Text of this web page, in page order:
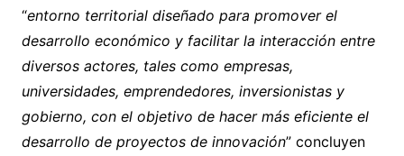
“entorno territorial diseñado para promover el
desarrollo económico y facilitar la interacción entre
diversos actores, tales como empresas,
universidades, emprendedores, inversionistas y
gobierno, con el objetivo de hacer más eficiente el
desarrollo de proyectos de innovación” concluyen